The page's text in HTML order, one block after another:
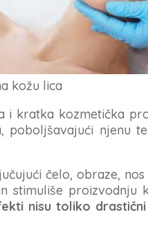
kožu lica
i kratka kozmetička
, poboljšavajući njenu
čelo, obraze,
stimuliše proizvodnju
nisu toliko drastični